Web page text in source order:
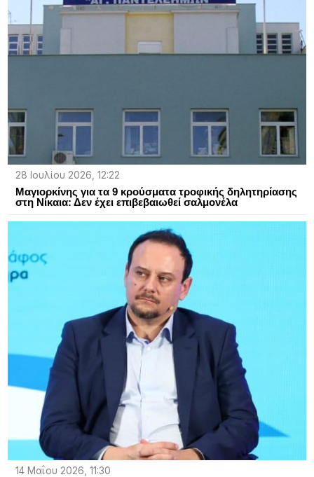
28 Ιουλίου 2026, 12:22
Μαγιορκίνης για τα 9 κρούσματα τροφικής δηλητηρίασης
στη Νίκαια: Δεν έχει επιβεβαιωθεί σαλμονέλα
14 Μαΐου 2026, 11:30